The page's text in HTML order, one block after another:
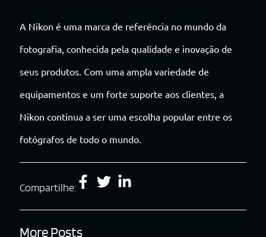
A Nikon é uma marca de referência no mundo da
fotografia, conhecida pela qualidade e inovação de
seus produtos. Com uma ampla variedade de
equipamentos e um forte suporte aos clientes, a
Nikon continua a ser uma escolha popular entre os
fotógrafos de todo o mundo.
Compartilhe:
More Posts